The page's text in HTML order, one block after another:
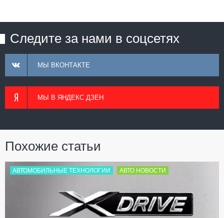
Следите за нами в соцсетях
МЫ ВКОНТАКТЕ
МЫ В ЯНДЕКС ДЗЕН
Похожие статьи
АВТОМОБИЛЬНЫЕ ТЕХНОЛОГИИ АВТО НОВОСТИ